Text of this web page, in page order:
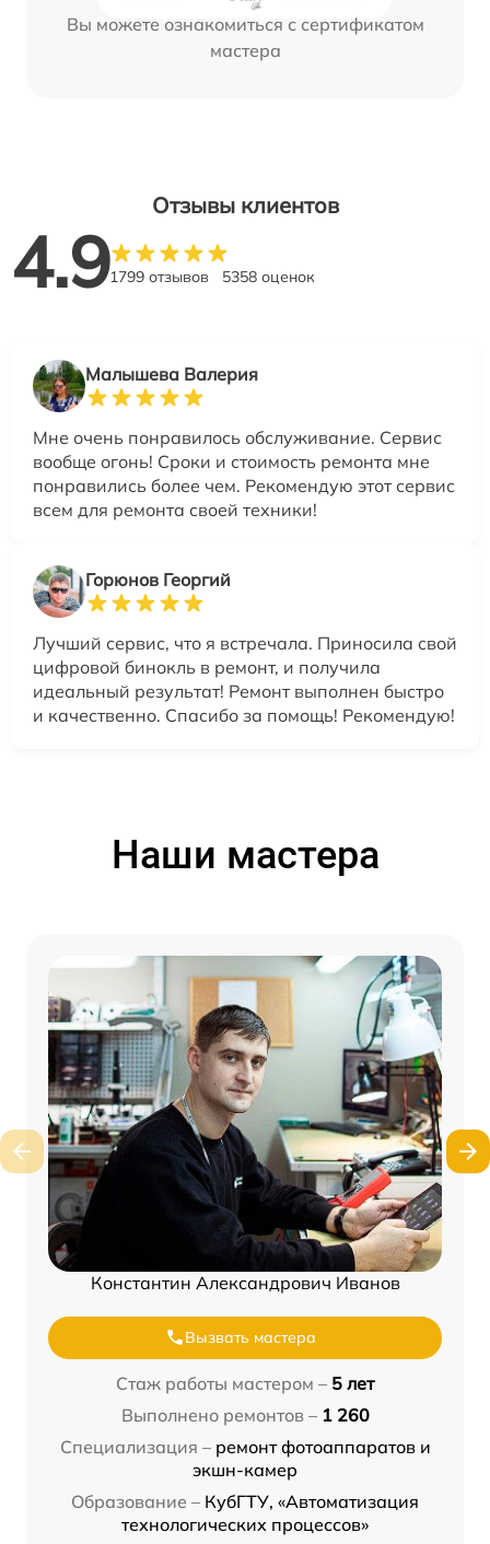
Вы можете ознакомиться с сертификатом
мастера
Отзывы клиентов
4.91799 отзывов 5358 оценок
Малышева Валерия
Мне очень понравилось обслуживание. Сервис
вообще огонь! Сроки и стоимость ремонта мне
понравились более чем. Рекомендую этот сервис
всем для ремонта своей техники!
Горюнов Георгий
Лучший сервис, что я встречала. Приносила свой
цифровой бинокль в ремонт, и получила
идеальный результат! Ремонт выполнен быстро
и качественно. Спасибо за помощь! Рекомендую!
Наши мастера
Константин Александрович Иванов
Вызвать мастера
Стаж работы мастером – 5 лет
Выполнено ремонтов – 1 260
Специализация – ремонт фотоаппаратов и
экшн-камер
Образование – КубГТУ, «Автоматизация
технологических процессов»